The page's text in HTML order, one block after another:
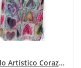
Pañuelo Artístico Corazones Acuarela fucsia